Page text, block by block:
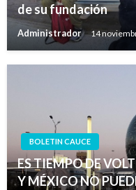
de su fundación
Administrador 14
BOLETIN CAUCE
ES TIEMPO DE
Y MÉXICO NO